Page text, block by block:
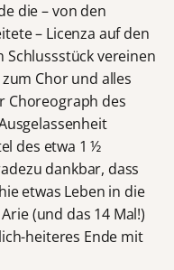
die – von den
– Licenza auf den
vereinen
Chor und alles
Choreograph des
des etwa 1 ½
dankbar, dass
etwas Leben in die
(und das 14 Mal!)
heiteres Ende mit